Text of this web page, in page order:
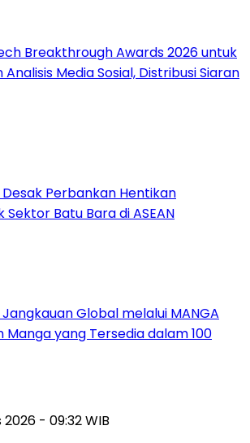
Breakthrough Awards 2026 untuk
Media Sosial, Distribusi Siaran
Desak Perbankan Hentikan
Batu Bara di ASEAN
Global melalui MANGA
Manga yang Tersedia dalam 100
- 09:32 WIB